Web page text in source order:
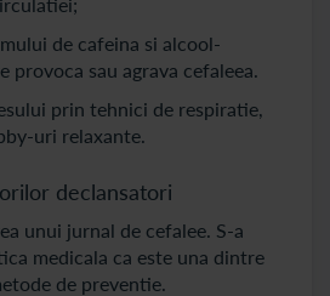
de cafeina si alcool-
provoca sau agrava cefaleea.
prin tehnici de respiratie,
uri relaxante.
declansatori
unui jurnal de cefalee. S-a
medicala ca este una dintre
de preventie.